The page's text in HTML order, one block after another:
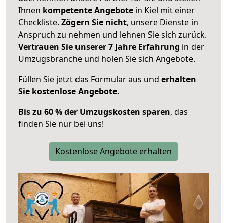
Ihnen kompetente Angebote in Kiel mit einer
Checkliste. Zögern Sie nicht, unsere Dienste in
Anspruch zu nehmen und lehnen Sie sich zurück.
Vertrauen Sie unserer 7 Jahre Erfahrung in der
Umzugsbranche und holen Sie sich Angebote.
Füllen Sie jetzt das Formular aus und erhalten
Sie kostenlose Angebote.
Bis zu 60 % der Umzugskosten sparen, das
finden Sie nur bei uns!
Kostenlose Angebote erhalten